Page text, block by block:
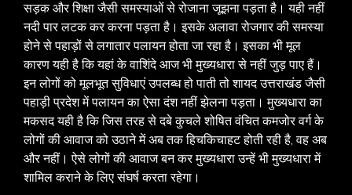
सड़क और शिक्षा जैसी समस्याओं से रोजाना जूझना पड़ता है। यही नहीं
नदी पार लटक कर करना पड़ता है। इसके अलावा रोजगार की समस्या
होने से पहाड़ों से लगातार पलायन होता जा रहा है। इसका भी मूल
कारण यही है कि यहां के वाशिंदे आज भी मुख्यधारा से नहीं जुड़ पाए हैं।
इन लोगों को मूलभूत सुविधाएं उपलब्ध हो पाती तो शायद उत्तराखंड जैसी
पहाड़ी प्रदेश में पलायन का ऐसा दंश नहीं झेलना पड़ता। मुख्यधारा का
मकसद यही है कि जिस तरह से दबे कुचले शोषित वंचित कमजोर वर्ग के
लोगों की आवाज को उठाने में अब तक हिचकिचाहट होती रही है, वह अब
और नहीं। ऐसे लोगों की आवाज बन कर मुख्यधारा उन्हें भी मुख्यधारा में
शामिल कराने के लिए संघर्ष करता रहेगा।